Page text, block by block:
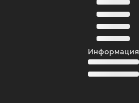
Информация